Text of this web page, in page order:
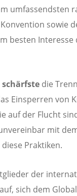
umfassendsten
sowie
besten Interesse
die
Einsperren von
auf der Flucht
mit
diese Praktiken.
der
sich dem